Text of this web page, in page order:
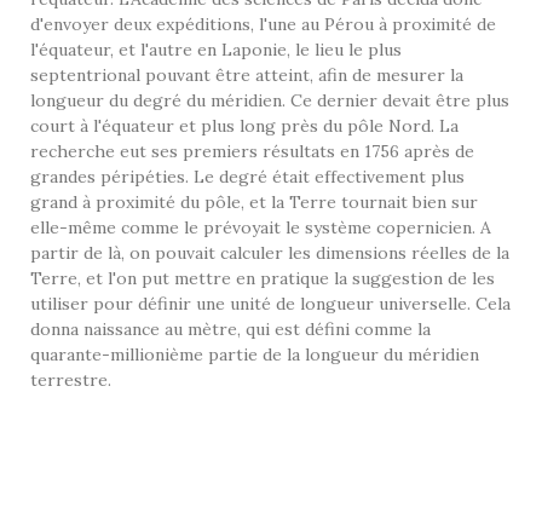
d'envoyer deux expéditions, l'une au Pérou à proximité de
l'équateur, et l'autre en Laponie, le lieu le plus
septentrional pouvant être atteint, afin de mesurer la
longueur du degré du méridien. Ce dernier devait être plus
court à l'équateur et plus long près du pôle Nord. La
recherche eut ses premiers résultats en 1756 après de
grandes péripéties. Le degré était effectivement plus
grand à proximité du pôle, et la Terre tournait bien sur
elle-même comme le prévoyait le système copernicien. A
partir de là, on pouvait calculer les dimensions réelles de la
Terre, et l'on put mettre en pratique la suggestion de les
utiliser pour définir une unité de longueur universelle. Cela
donna naissance au mètre, qui est défini comme la
quarante-millionième partie de la longueur du méridien
terrestre.